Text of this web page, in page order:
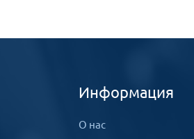
Информация
О нас